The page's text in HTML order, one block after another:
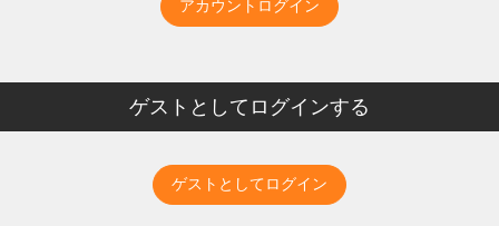
ゲストとしてログインする